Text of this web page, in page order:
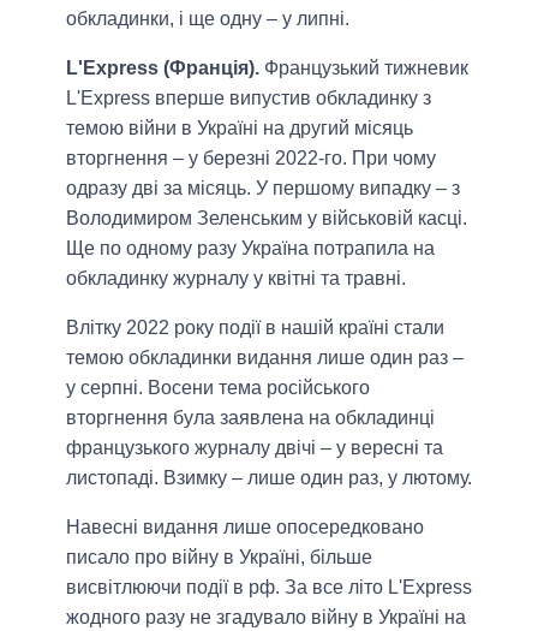
обкладинки, і ще одну – у липні.
L'Express (Франція). Французький тижневик
L'Express вперше випустив обкладинку з
темою війни в Україні на другий місяць
вторгнення – у березні 2022-го. При чому
одразу дві за місяць. У першому випадку – з
Володимиром Зеленським у військовій касці.
Ще по одному разу Україна потрапила на
обкладинку журналу у квітні та травні.
Влітку 2022 року події в нашій країні стали
темою обкладинки видання лише один раз –
у серпні. Восени тема російського
вторгнення була заявлена на обкладинці
французького журналу двічі – у вересні та
листопаді. Взимку – лише один раз, у лютому.
Навесні видання лише опосередковано
писало про війну в Україні, більше
висвітлюючи події в рф. За все літо L'Express
жодного разу не згадувало війну в Україні на